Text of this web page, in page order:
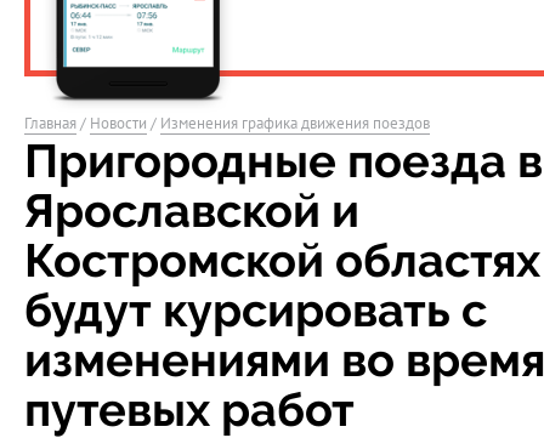
Главная/ Новости / Изменения графика движения поездов
Пригородные поезда в
Ярославской и
Костромской областях
будут курсировать с
изменениями во время
путевых работ